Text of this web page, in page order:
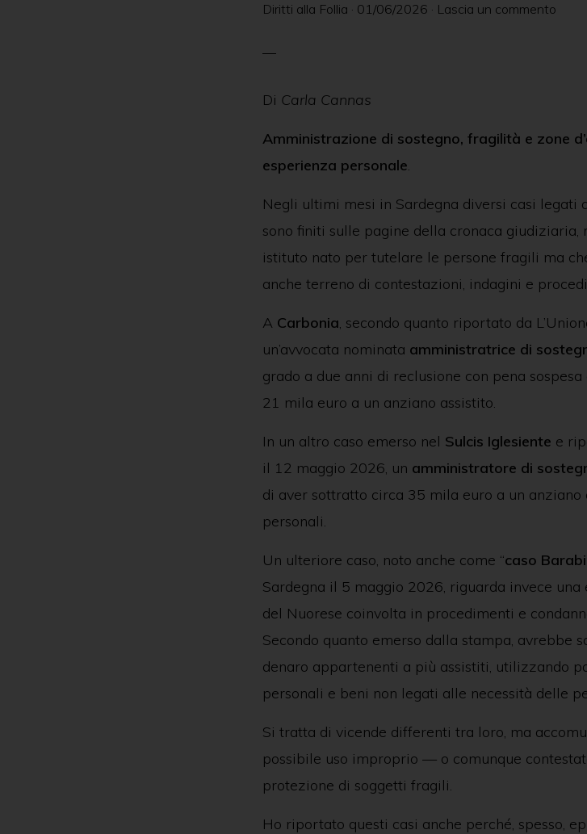
Diritti alla Follia · 01/06/2026 · Lascia un commento
Di Carla Cannas
Amministrazione di sostegno, fragilità e zone
esperienza personale.
Negli ultimi mesi in Sardegna diversi casi legati
sono finiti sulle pagine della cronaca giudiziaria,
istituto nato per tutelare le persone fragili ma
anche terreno di contestazioni, indagini e
A Carbonia, secondo quanto riportato da
un’avvocata nominata amministratrice di
grado a due anni di reclusione con pena
21 mila euro a un anziano assistito.
In un altro caso emerso nel Sulcis Iglesiente e
il 12 maggio 2026, un amministratore di
di aver sottratto circa 35 mila euro a un
personali.
Un ulteriore caso, noto anche come “caso
Sardegna il 5 maggio 2026, riguarda invece una
del Nuorese coinvolta in procedimenti e
Secondo quanto emerso dalla stampa, avrebbe
denaro appartenenti a più assistiti, utilizzando
personali e beni non legati alle necessità delle
Si tratta di vicende differenti tra loro, ma
possibile uso improprio — o comunque
protezione di soggetti fragili.
Ho riportato questi casi anche perché, spesso,